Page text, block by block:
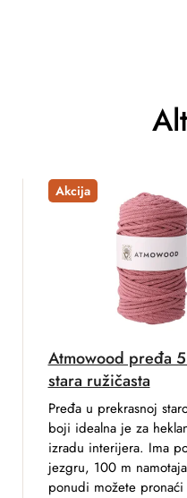
Akcija
Atmowood pređa
stara ružičasta
Pređa u prekrasnoj
boji idealna je za
izradu interijera. Ima
jezgru, 100 m
ponudi možete